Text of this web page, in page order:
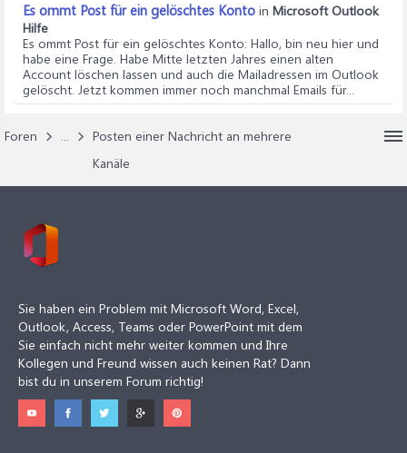
Es ommt Post für ein gelöschtes Konto in Microsoft Outlook
Hilfe
Es ommt Post für ein gelöschtes Konto: Hallo, bin neu hier und
habe eine Frage. Habe Mitte letzten Jahres einen alten
Account löschen lassen und auch die Mailadressen im Outlook
gelöscht. Jetzt kommen immer noch manchmal Emails für...
Foren ...
Posten einer Nachricht an mehrere
Kanäle
Sie haben ein Problem mit Microsoft Word, Excel,
Outlook, Access, Teams oder PowerPoint mit dem
Sie einfach nicht mehr weiter kommen und Ihre
Kollegen und Freund wissen auch keinen Rat? Dann
bist du in unserem Forum richtig!